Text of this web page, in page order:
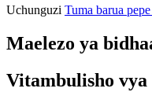
Uchunguzi Tuma barua
Maelezo ya
Vitambulisho vya